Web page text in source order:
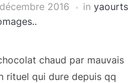
2016 in yaourts
chaud par mauvais
rituel qui dure depuis qq